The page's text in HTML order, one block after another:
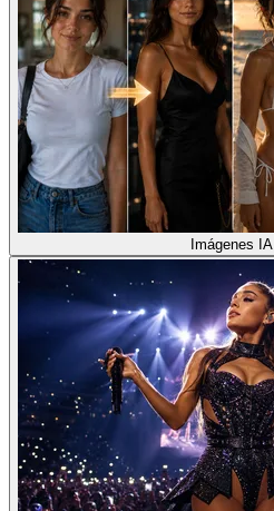
Imágenes IA